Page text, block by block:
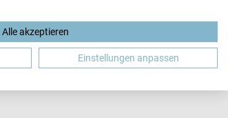
DE
Alle akzeptieren
Einstellungen anpassen